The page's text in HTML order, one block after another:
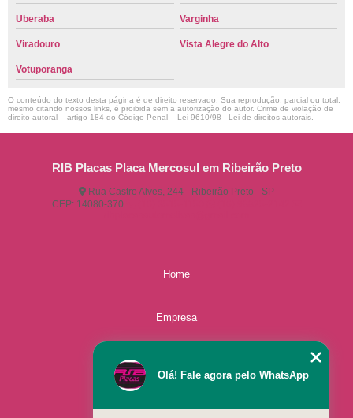
Uberaba Varginha
Viradouro Vista Alegre do Alto
Votuporanga
O conteúdo do texto desta página é de direito reservado. Sua reprodução, parcial ou total,
mesmo citando nossos links, é proibida sem a autorização do autor. Crime de violação de
direito autoral – artigo 184 do Código Penal – Lei 9610/98 - Lei de direitos autorais
RIB Placas Placa Mercosul em Ribeirão Preto
Rua Castro Alves, 244 - Ribeirão Preto - SP
CEP: 14080-370
Home
Empresa
Olá! Fale agora pelo WhatsApp